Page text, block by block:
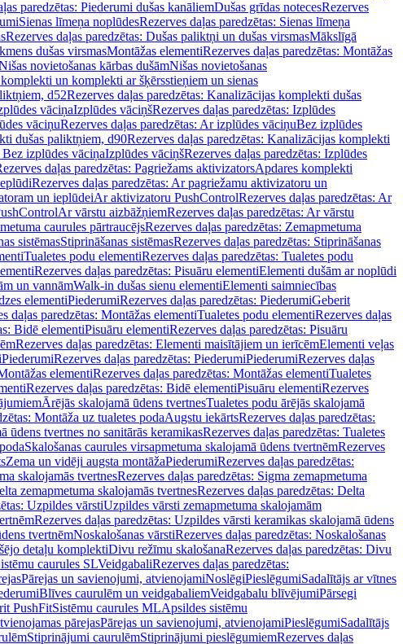
paredzētas: Piederumi dušas kanāliemDušas grīdas notecesRezerves
Sienas līmeņa noplūdesRezerves daļas paredzētas: Sienas līmeņa
Rezerves daļas paredzētas: Dušas paliktņi un dušas virsmasMākslīgā
dušas virsmasMontāžas elementiRezerves daļas paredzētas: Montāžas
novietošanas kārbas dušāmNišas novietošanas
un komplekti ar šķērsstieņiem un sienas
d52Rezerves daļas paredzētas: Kanalizācijas komplekti dušas
vāciņaIzplūdes vāciņšRezerves daļas paredzētas: Izplūdes
vāciņuRezerves daļas paredzētas: Ar izplūdes vāciņuBez izplūdes
dušas paliktņiem, d90Rezerves daļas paredzētas: Kanalizācijas komplekti
Bez izplūdes vāciņaIzplūdes vāciņšRezerves daļas paredzētas: Izplūdes
daļas paredzētas: Pagriežams aktivizatorsApdares komplekti
Rezerves daļas paredzētas: Ar pagriežamu aktivizatoru un
un ieplūdeiAr aktivizatoru PushControlRezerves daļas paredzētas: Ar
Ar vārstu aizbāžņiemRezerves daļas paredzētas: Ar vārstu
caurules pārtraucējsRezerves daļas paredzētas: Zemapmetuma
sistēmasStiprināšanas sistēmasRezerves daļas paredzētas: Stiprināšanas
Tualetes podu elementiRezerves daļas paredzētas: Tualetes podu
Rezerves daļas paredzētas: Pisuāru elementiElementi dušām ar noplūdi
un vannāmWalk-in dušas sienu elementiElementi saimniecības
elementiPiederumiRezerves daļas paredzētas: PiederumiGeberit
daļas paredzētas: Montāžas elementiTualetes podu elementiRezerves daļas
Bidē elementiPisuāru elementiRezerves daļas paredzētas: Pisuāru
Rezerves daļas paredzētas: Elementi maisītājiem un ierīcēmElementi veļas
PiederumiRezerves daļas paredzētas: PiederumiPiederumiRezerves daļas
elementiRezerves daļas paredzētas: Montāžas elementiTualetes
Rezerves daļas paredzētas: Bidē elementiPisuāru elementiRezerves
Ārējās skalojamā ūdens tvertnesTualetes podu ārējās skalojamā
Montāža uz tualetes podaAugstu iekārtsRezerves daļas paredzētas:
ūdens tvertnes no sanitārās keramikasRezerves daļas paredzētas: Tualetes
Skalošanas caurules virsapmetuma skalojamā ūdens tvertnēmRezerves
Zema un vidēji augsta montāžaPiederumiRezerves daļas paredzētas:
skalojamās tvertnesRezerves daļas paredzētas: Sigma zemapmetuma
zemapmetuma skalojamās tvertnesRezerves daļas paredzētas: Delta
Uzpildes vārstiUzpildes vārsti zemapmetuma skalojamām
Rezerves daļas paredzētas: Uzpildes vārsti keramikas skalojamā ūdens
tvertnēmNoskalošanas vārstiRezerves daļas paredzētas: Noskalošanas
detaļu komplektiDivu režīmu skalošanaRezerves daļas paredzētas: Divu
caurules SLVeidgabaliRezerves daļas paredzētas:
Pārejas un savienojumi, atvienojamiNoslēgiPieslēgumiSadalītājs ar vītnes
Blīves caurulēm un veidgabaliemVeidgabalu blīvējumiPārsegi
PushFitSistēmu caurules MLApsildes sistēmu
pārejasPārejas un savienojumi, atvienojamiPieslēgumiSadalītājs
Stiprinājumi caurulēmStiprinājumi pieslēgumiemRezerves daļas